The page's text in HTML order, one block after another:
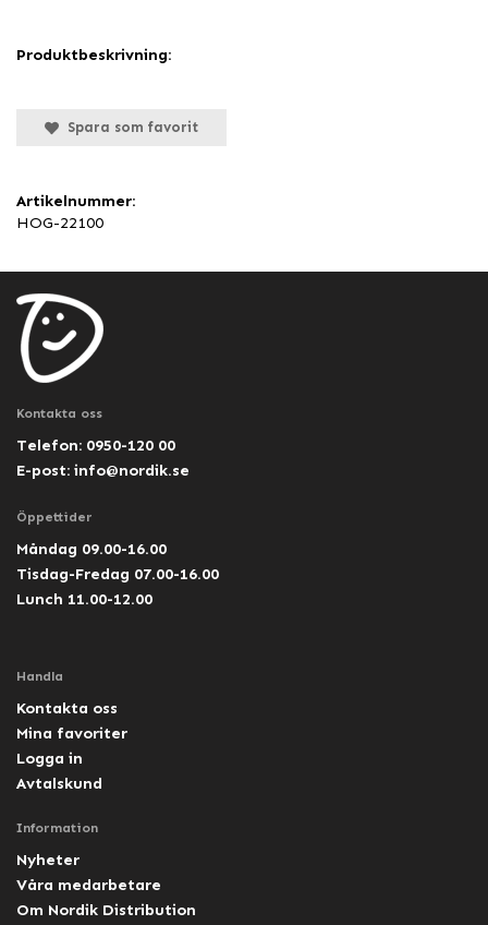
Produktbeskrivning:
Spara som favorit
Artikelnummer:
HOG-22100
Kontakta oss
Telefon: 0950-120 00
E-post: info@nordik.se
Öppettider
Måndag 09.00-16.00
Tisdag-Fredag 07.00-16.00
Lunch 11.00-12.00
Handla
Kontakta oss
Mina favoriter
Logga in
Avtalskund
Information
Nyheter
Våra medarbetare
Om Nordik Distribution